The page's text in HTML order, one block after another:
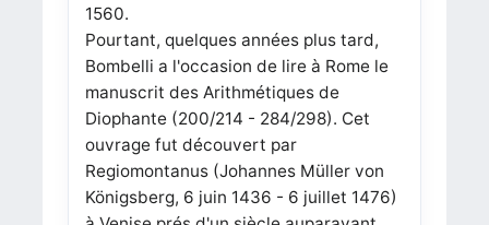
1560.
Pourtant, quelques années plus tard,
Bombelli a l'occasion de lire à Rome le
manuscrit des Arithmétiques de
Diophante (200/214 - 284/298). Cet
ouvrage fut découvert par
Regiomontanus (Johannes Müller von
Königsberg, 6 juin 1436 - 6 juillet 1476)